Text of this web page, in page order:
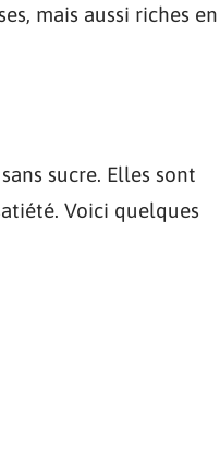
mais aussi riches en
sucre. Elles sont
Voici quelques